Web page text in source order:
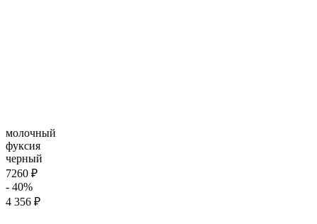
молочный
фуксия
черный
7260 ₽
- 40%
4 356 ₽